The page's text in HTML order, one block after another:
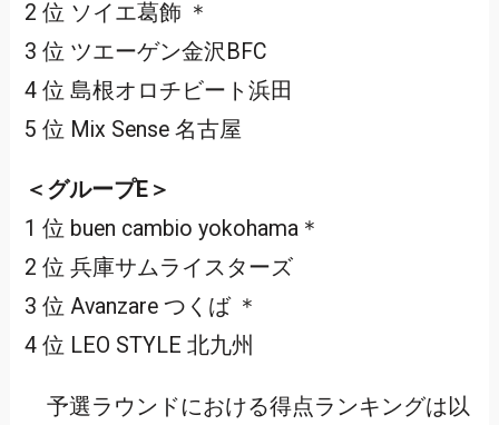
2 位 ソイエ葛飾 ＊
3 位 ツエーゲン金沢BFC
4 位 島根オロチビート浜田
5 位 Mix Sense 名古屋
＜グループE＞
1 位 buen cambio yokohama＊
2 位 兵庫サムライスターズ
3 位 Avanzare つくば ＊
4 位 LEO STYLE 北九州
予選ラウンドにおける得点ランキングは以